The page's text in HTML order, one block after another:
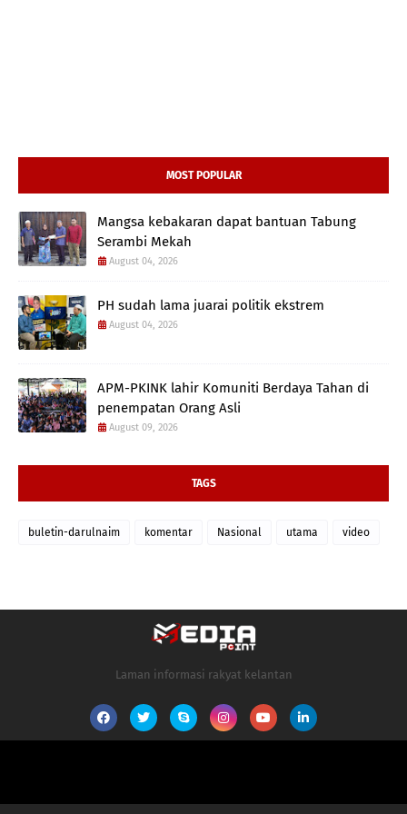
MOST POPULAR
Mangsa kebakaran dapat bantuan Tabung
Serambi Mekah
August 04, 2026
PH sudah lama juarai politik ekstrem
August 04, 2026
APM-PKINK lahir Komuniti Berdaya Tahan di
penempatan Orang Asli
August 09, 2026
TAGS
buletin-darulnaim komentar Nasional utama video
Laman informasi rakyat kelantan